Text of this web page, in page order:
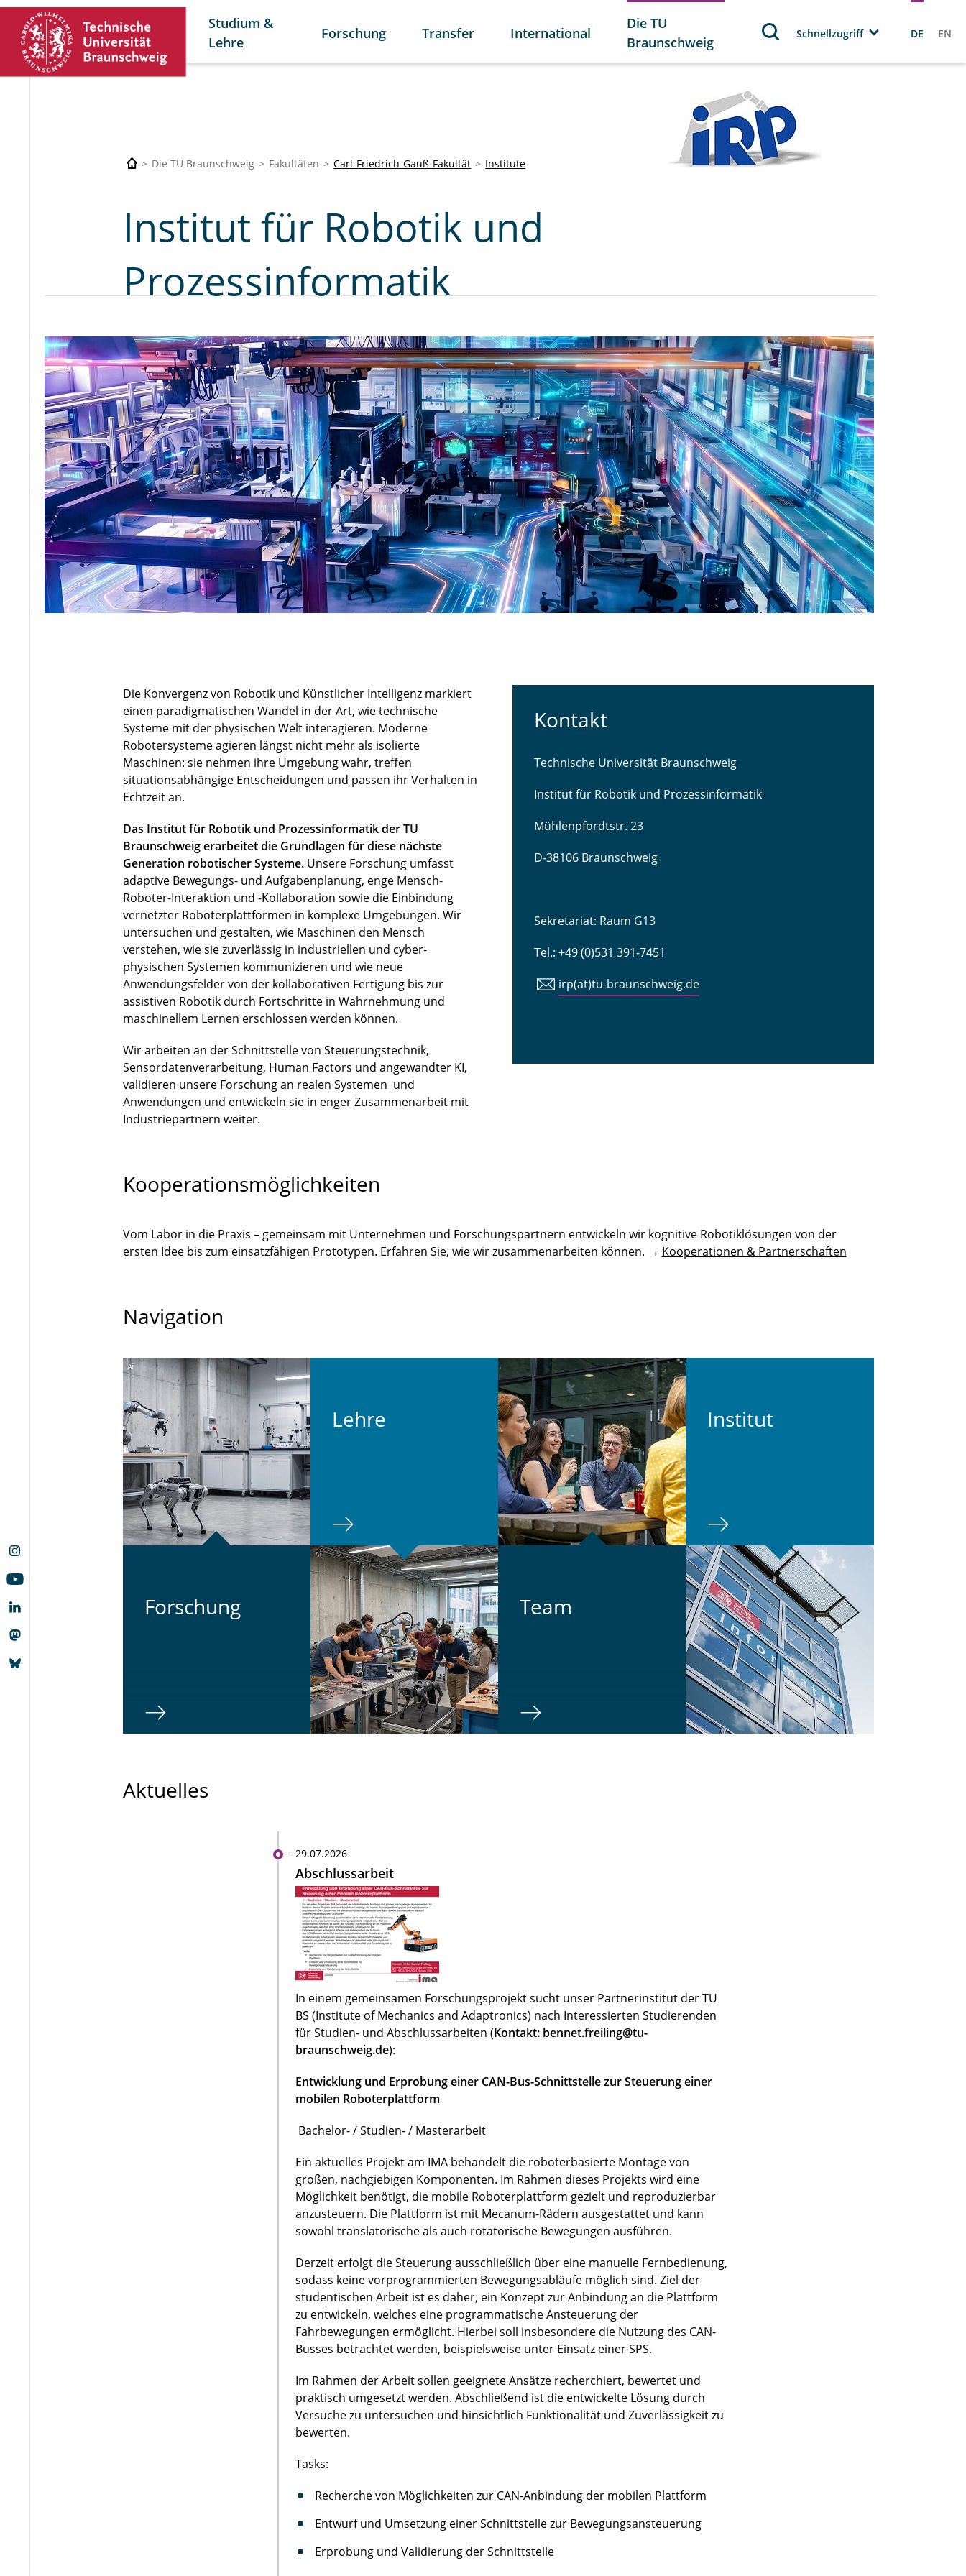
Studium &
Lehre
Forschung Transfer International
Die TU
Braunschweig
Schnellzugriff DE EN
Die TU Braunschweig Fakultäten Carl-Friedrich-Gauß-Fakultät Institute
Institut für Robotik und
Prozessinformatik
Die Konvergenz von Robotik und Künstlicher Intelligenz markiert
einen paradigmatischen Wandel in der Art, wie technische
Systeme mit der physischen Welt interagieren. Moderne
Robotersysteme agieren längst nicht mehr als isolierte
Maschinen: sie nehmen ihre Umgebung wahr, treffen
situationsabhängige Entscheidungen und passen ihr Verhalten in
Echtzeit an.
Das Institut für Robotik und Prozessinformatik der TU
Braunschweig erarbeitet die Grundlagen für diese nächste
Generation robotischer Systeme.Unsere Forschung umfasst
adaptive Bewegungs- und Aufgabenplanung, enge Mensch-
Roboter-Interaktion und -Kollaboration sowie die Einbindung
vernetzter Roboterplattformen in komplexe Umgebungen. Wir
untersuchen und gestalten, wie Maschinen den Mensch
verstehen, wie sie zuverlässig in industriellen und cyber-
physischen Systemen kommunizieren und wie neue
Anwendungsfelder von der kollaborativen Fertigung bis zur
assistiven Robotik durch Fortschritte in Wahrnehmung und
maschinellem Lernen erschlossen werden können.
Wir arbeiten an der Schnittstelle von Steuerungstechnik,
Sensordatenverarbeitung, Human Factors und angewandter KI,
validieren unsere Forschung an realen Systemen und
Anwendungen und entwickeln sie in enger Zusammenarbeit mit
Industriepartnern weiter.
Kontakt
Technische Universität Braunschweig
Institut für Robotik und Prozessinformatik
Mühlenpfordtstr. 23
D-38106 Braunschweig
Sekretariat: Raum G13
Tel.: +49 (0)531 391-7451
irp(at)tu-braunschweig.de
Kooperationsmöglichkeiten
Vom Labor in die Praxis – gemeinsam mit Unternehmen und Forschungspartnern entwickeln wir kognitive Robotiklösungen von der
ersten Idee bis zum einsatzfähigen Prototypen. Erfahren Sie, wie wir zusammenarbeiten können. → Kooperationen & Partnerschaften
Navigation
For­schung
Lehre
Team
In­sti­tut
Aktuelles
29.07.2026
Abschlussarbeit
In einem gemeinsamen Forschungsprojekt sucht unser Partnerinstitut der TU
BS (Institute of Mechanics and Adaptronics) nach Interessierten Studierenden
für Studien- und Abschlussarbeiten (Kontakt: bennet.freiling@tu-
braunschweig.de):
Entwicklung und Erprobung einer CAN-Bus-Schnittstelle zur Steuerung einer
mobilen Roboterplattform
Bachelor- / Studien- / Masterarbeit
Ein aktuelles Projekt am IMA behandelt die roboterbasierte Montage von
großen, nachgiebigen Komponenten. Im Rahmen dieses Projekts wird eine
Möglichkeit benötigt, die mobile Roboterplattform gezielt und reproduzierbar
anzusteuern. Die Plattform ist mit Mecanum-Rädern ausgestattet und kann
sowohl translatorische als auch rotatorische Bewegungen ausführen.
Derzeit erfolgt die Steuerung ausschließlich über eine manuelle Fernbedienung,
sodass keine vorprogrammierten Bewegungsabläufe möglich sind. Ziel der
studentischen Arbeit ist es daher, ein Konzept zur Anbindung an die Plattform
zu entwickeln, welches eine programmatische Ansteuerung der
Fahrbewegungen ermöglicht. Hierbei soll insbesondere die Nutzung des CAN-
Busses betrachtet werden, beispielsweise unter Einsatz einer SPS.
Im Rahmen der Arbeit sollen geeignete Ansätze recherchiert, bewertet und
praktisch umgesetzt werden. Abschließend ist die entwickelte Lösung durch
Versuche zu untersuchen und hinsichtlich Funktionalität und Zuverlässigkeit zu
bewerten.
Tasks:
Recherche von Möglichkeiten zur CAN-Anbindung der mobilen Plattform
Entwurf und Umsetzung einer Schnittstelle zur Bewegungsansteuerung
Erprobung und Validierung der Schnittstelle